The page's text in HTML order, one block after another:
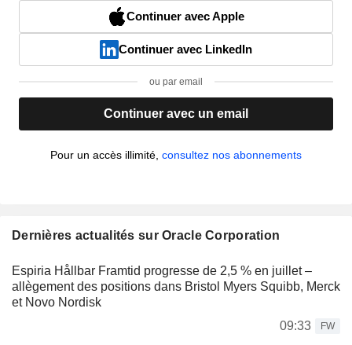
Continuer avec Apple
Continuer avec LinkedIn
ou par email
Continuer avec un email
Pour un accès illimité, consultez nos abonnements
Dernières actualités sur Oracle Corporation
Espiria Hållbar Framtid progresse de 2,5 % en juillet –
allègement des positions dans Bristol Myers Squibb, Merck
et Novo Nordisk
09:33
FW